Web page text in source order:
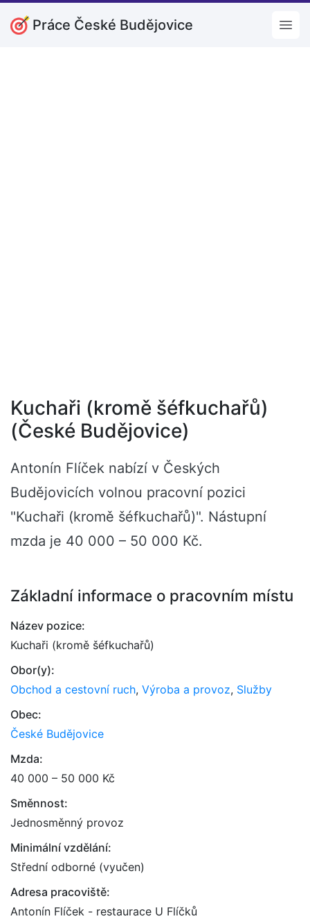
Práce České Budějovice
Kuchaři (kromě šéfkuchařů)
(České Budějovice)
Antonín Flíček nabízí v Českých
Budějovicích volnou pracovní pozici
"Kuchaři (kromě šéfkuchařů)". Nástupní
mzda je 40 000 – 50 000 Kč.
Základní informace o pracovním místu
Název pozice:
Kuchaři (kromě šéfkuchařů)
Obor(y):
Obchod a cestovní ruch, Výroba a provoz, Služby
Obec:
České Budějovice
Mzda:
40 000 – 50 000 Kč
Směnnost:
Jednosměnný provoz
Minimální vzdělání:
Střední odborné (vyučen)
Adresa pracoviště:
Antonín Flíček - restaurace U Flíčků